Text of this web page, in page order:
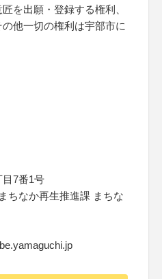
を出願・登録する権利、
他一切の権利は宇部市に
7番1号
ちなか再生推進課 まちな